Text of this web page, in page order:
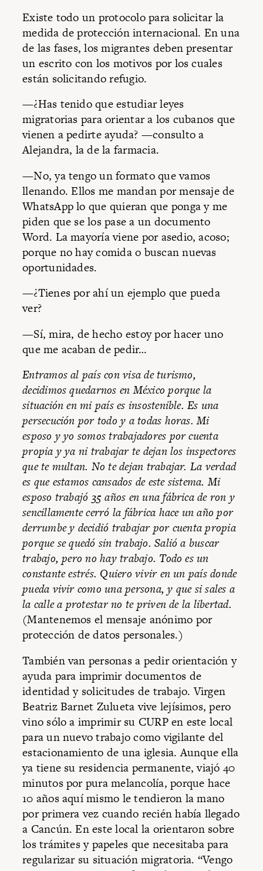
Existe todo un protocolo para solicitar la
medida de protección internacional. En una
de las fases, los migrantes deben presentar
un escrito con los motivos por los cuales
están solicitando refugio.
—¿Has tenido que estudiar leyes
migratorias para orientar a los cubanos que
vienen a pedirte ayuda? —consulto a
Alejandra, la de la farmacia.
—No, ya tengo un formato que vamos
llenando. Ellos me mandan por mensaje de
WhatsApp lo que quieran que ponga y me
piden que se los pase a un documento
Word. La mayoría viene por asedio, acoso;
porque no hay comida o buscan nuevas
oportunidades.
—¿Tienes por ahí un ejemplo que pueda
ver?
—Sí, mira, de hecho estoy por hacer uno
que me acaban de pedir…
Entramos al país con visa de turismo,
decidimos quedarnos en México porque la
situación en mi país es insostenible. Es una
persecución por todo y a todas horas. Mi
esposo y yo somos trabajadores por cuenta
propia y ya ni trabajar te dejan los inspectores
que te multan. No te dejan trabajar. La verdad
es que estamos cansados de este sistema. Mi
esposo trabajó 35 años en una fábrica de ron y
sencillamente cerró la fábrica hace un año por
derrumbe y decidió trabajar por cuenta propia
porque se quedó sin trabajo. Salió a buscar
trabajo, pero no hay trabajo. Todo es un
constante estrés. Quiero vivir en un país donde
pueda vivir como una persona, y que si sales a
la calle a protestar no te priven de la libertad.
(Mantenemos el mensaje anónimo por
protección de datos personales.)
También van personas a pedir orientación y
ayuda para imprimir documentos de
identidad y solicitudes de trabajo. Virgen
Beatriz Barnet Zulueta vive lejísimos, pero
vino sólo a imprimir su CURP en este local
para un nuevo trabajo como vigilante del
estacionamiento de una iglesia. Aunque ella
ya tiene su residencia permanente, viajó 40
minutos por pura melancolía, porque hace
10 años aquí mismo le tendieron la mano
por primera vez cuando recién había llegado
a Cancún. En este local la orientaron sobre
los trámites y papeles que necesitaba para
regularizar su situación migratoria. “Vengo